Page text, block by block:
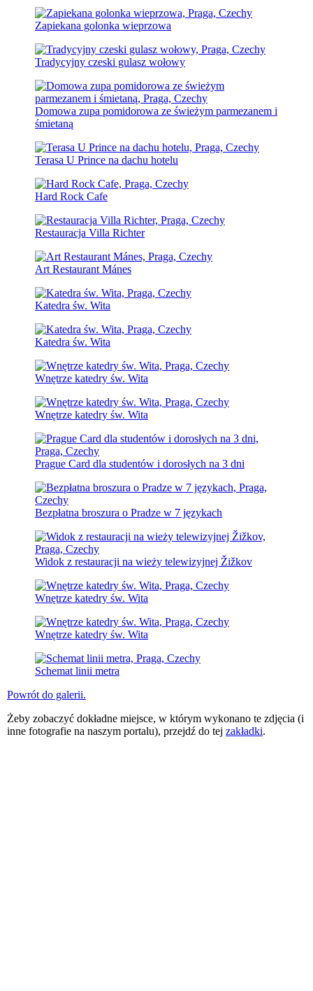
Zapiekana golonka wieprzowa
Tradycyjny czeski gulasz wołowy
Domowa zupa pomidorowa ze świeżym parmezanem i
śmietaną
Terasa U Prince na dachu hotelu
Hard Rock Cafe
Restauracja Villa Richter
Art Restaurant Mánes
Katedra św. Wita
Katedra św. Wita
Wnętrze katedry św. Wita
Wnętrze katedry św. Wita
Prague Card dla studentów i dorosłych na 3 dni
Bezpłatna broszura o Pradze w 7 językach
Widok z restauracji na wieży telewizyjnej Žižkov
Wnętrze katedry św. Wita
Wnętrze katedry św. Wita
Schemat linii metra
Powrót do galerii.
Żeby zobaczyć dokładne miejsce, w którym wykonano te zdjęcia (i
inne fotografie na naszym portalu), przejdź do tej zakładki.